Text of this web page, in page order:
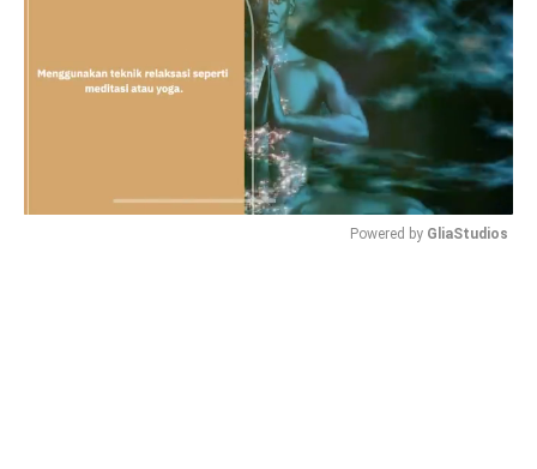
Powered by GliaStudios